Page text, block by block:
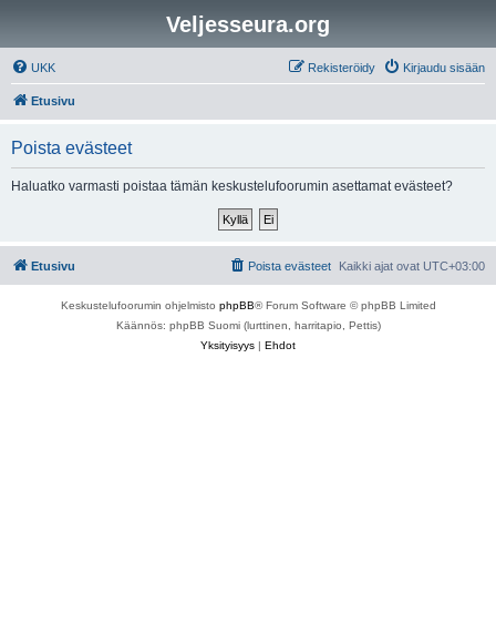
Veljesseura.org
UKK Kirjaudu sisään
Rekisteröidy
Etusivu
Poista evästeet
Haluatko varmasti poistaa tämän keskustelufoorumin asettamat evästeet?
Etusivu Kaikki ajat ovat UTC+03:00
Poista evästeet
Keskustelufoorumin ohjelmisto phpBB® Forum Software © phpBB Limited
Käännös: phpBB Suomi (lurttinen, harritapio, Pettis)
Yksityisyys | Ehdot